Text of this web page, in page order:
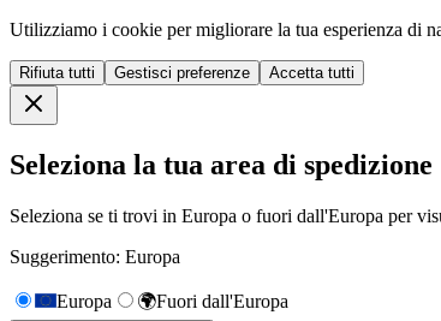
Utilizziamo i cookie per migliorare la tua esperienza di
Rifiuta tutti Gestisci preferenze Accetta tutti
Seleziona la tua area di spedizione
Seleziona se ti trovi in Europa o fuori dall'Europa per
Suggerimento: Europa
Europa 🌍Fuori dall'Europa